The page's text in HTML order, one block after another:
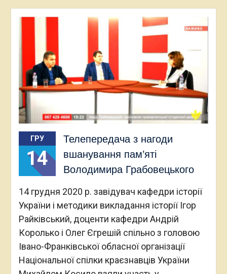
ГРУ
14
Телепередача з нагоди
вшанування пам’яті
Володимира Грабовецького
14 грудня 2020 р. завідувач кафедри історії
України і методики викладання історії Ігор
Райківський, доценти кафедри Андрій
Королько і Олег Єгрешій спільно з головою
Івано-Франківської обласної організації
Національної спілки краєзнавців України